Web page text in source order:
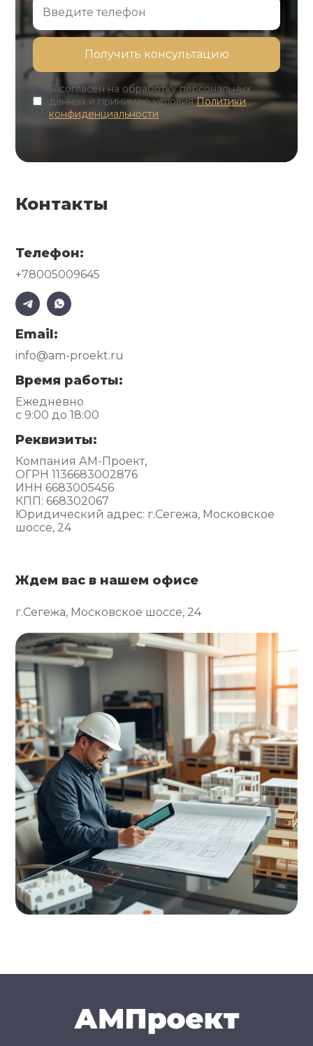
Я согласен на обработку персональных
данных и принимаю условияПолитики
конфиденциальности
Контакты
Телефон:
+78005009645
Email:
info@am-proekt.ru
Время работы:
Ежедневно
с 9:00 до 18:00
Реквизиты:
Компания АМ-Проект,
ОГРН 1136683002876
ИНН 6683005456
КПП: 668302067
Юридический адрес: г.Сегежа, Московское
шоссе, 24
Ждем вас в нашем офисе
г.Сегежа, Московское шоссе, 24